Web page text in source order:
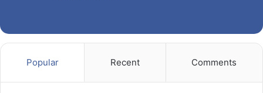
Popular Recent Comments